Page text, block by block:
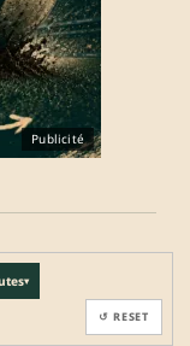
Publicité
▾
↺ RESET